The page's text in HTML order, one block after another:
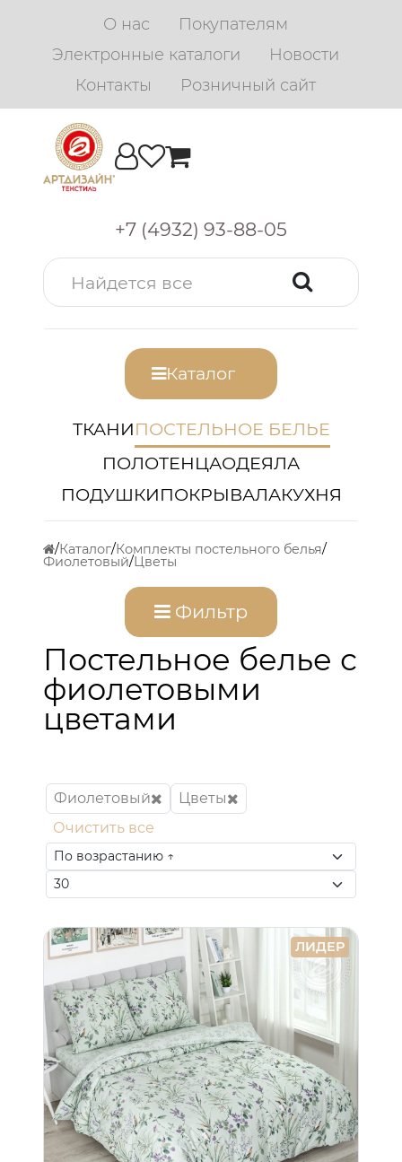
О нас
Покупателям
Электронные каталоги
Новости
Контакты
Розничный сайт
+7 (4932) 93-88-05
Каталог
ТКАНИПОСТЕЛЬНОЕ БЕЛЬЕ
ПОЛОТЕНЦАОДЕЯЛА
ПОДУШКИПОКРЫВАЛАКУХНЯ
Каталог Комплекты постельного белья
Фиолетовый Цветы
Фильтр
Постельное белье с
фиолетовыми
цветами
Фиолетовый
Цветы
Очистить все
ЛИДЕР